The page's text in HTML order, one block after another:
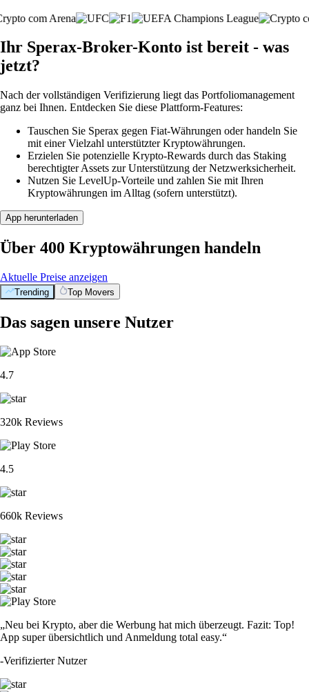
Ihr Sperax-Broker-Konto ist bereit - was
jetzt?
Nach der vollständigen Verifizierung liegt das Portfoliomanagement
ganz bei Ihnen. Entdecken Sie diese Plattform-Features:
Tauschen Sie Sperax gegen Fiat-Währungen oder handeln Sie
mit einer Vielzahl unterstützter Kryptowährungen.
Erzielen Sie potenzielle Krypto-Rewards durch das Staking
berechtigter Assets zur Unterstützung der Netzwerksicherheit.
Nutzen Sie LevelUp-Vorteile und zahlen Sie mit Ihren
Kryptowährungen im Alltag (sofern unterstützt).
App herunterladen
Über 400 Kryptowährungen handeln
Aktuelle Preise anzeigen
Trending Top Movers
Das sagen unsere Nutzer
4.7
320k Reviews
4.5
660k Reviews
„Neu bei Krypto, aber die Werbung hat mich überzeugt. Fazit: Top!
App super übersichtlich und Anmeldung total easy.“
-Verifizierter Nutzer